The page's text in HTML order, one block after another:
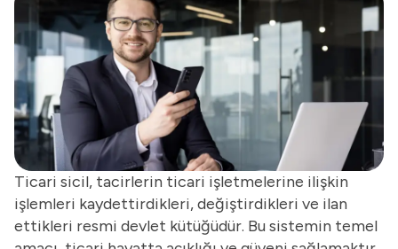
Ticari sicil, tacirlerin ticari işletmelerine ilişkin
işlemleri kaydettirdikleri, değiştirdikleri ve ilan
ettikleri resmi devlet kütüğüdür. Bu sistemin temel